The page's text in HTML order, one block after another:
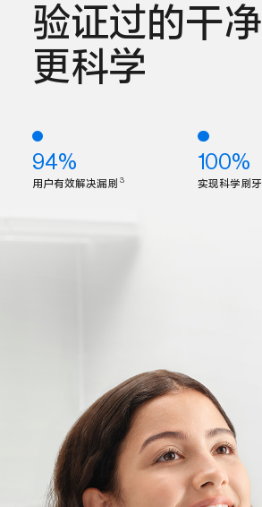
验证过的干净
更科学
94%
用户有效解决漏刷 3
100%
实现科学刷牙